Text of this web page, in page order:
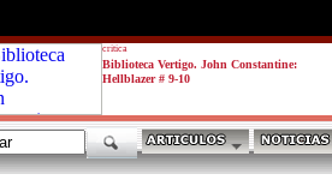
critica
Biblioteca Vertigo. John Constantine:
Hellblazer # 9-10